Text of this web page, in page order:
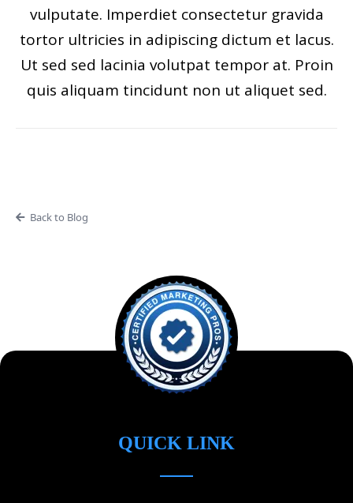
vulputate. Imperdiet consectetur gravida
tortor ultricies in adipiscing dictum et lacus.
Ut sed sed lacinia volutpat tempor at. Proin
quis aliquam tincidunt non ut aliquet sed.
Back to Blog
QUICK LINK